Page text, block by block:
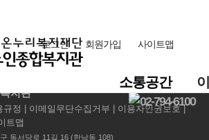
소통공간
로그인 회원가입 사이트맵
02-794-6100
규정 이메일무단수집거부
이용자인권보호
트맵
독서당로 11길 16 (한남동 108)